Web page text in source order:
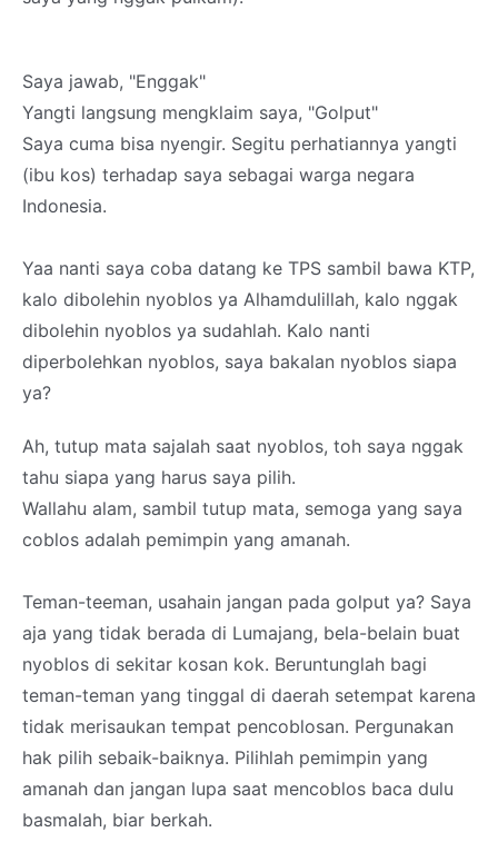
Saya jawab, "Enggak"
Yangti langsung mengklaim saya, "Golput"
Saya cuma bisa nyengir. Segitu perhatiannya yangti
(ibu kos) terhadap saya sebagai warga negara
Indonesia.
Yaa nanti saya coba datang ke TPS sambil bawa KTP,
kalo dibolehin nyoblos ya Alhamdulillah, kalo nggak
dibolehin nyoblos ya sudahlah. Kalo nanti
diperbolehkan nyoblos, saya bakalan nyoblos siapa
ya?
Ah, tutup mata sajalah saat nyoblos, toh saya nggak
tahu siapa yang harus saya pilih.
Wallahu alam, sambil tutup mata, semoga yang saya
coblos adalah pemimpin yang amanah.
Teman-teeman, usahain jangan pada golput ya? Saya
aja yang tidak berada di Lumajang, bela-belain buat
nyoblos di sekitar kosan kok. Beruntunglah bagi
teman-teman yang tinggal di daerah setempat karena
tidak merisaukan tempat pencoblosan. Pergunakan
hak pilih sebaik-baiknya. Pilihlah pemimpin yang
amanah dan jangan lupa saat mencoblos baca dulu
basmalah, biar berkah.